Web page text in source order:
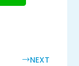
→NEXT